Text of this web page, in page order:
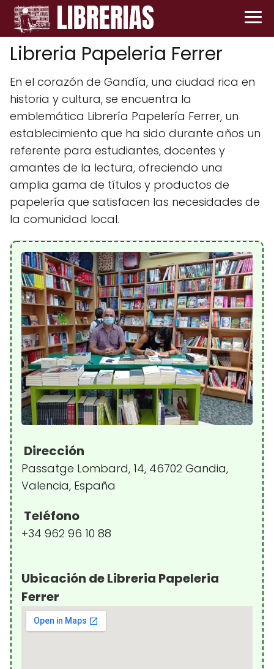
Libreria Papeleria Ferrer
En el corazón de Gandía, una ciudad rica en
historia y cultura, se encuentra la
emblemática Librería Papelería Ferrer, un
establecimiento que ha sido durante años un
referente para estudiantes, docentes y
amantes de la lectura, ofreciendo una
amplia gama de títulos y productos de
papelería que satisfacen las necesidades de
la comunidad local.
Dirección
Passatge Lombard, 14, 46702 Gandia,
Valencia, España
Teléfono
+34 962 96 10 88
Ubicación de Libreria Papeleria
Ferrer